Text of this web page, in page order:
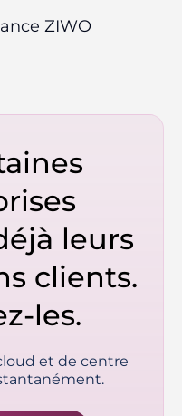
ZIWO
leurs
clients.
les.
et de centre